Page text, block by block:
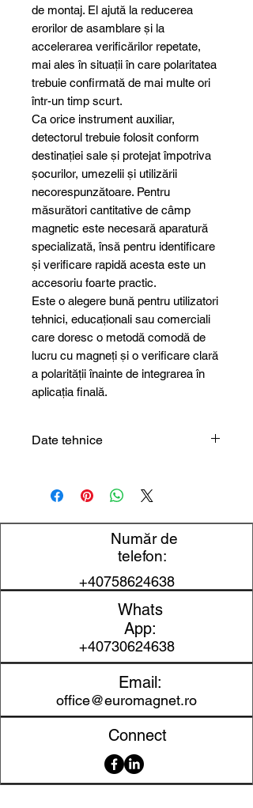
de montaj. El ajută la reducerea
erorilor de asamblare și la
accelerarea verificărilor repetate,
mai ales în situații în care polaritatea
trebuie confirmată de mai multe ori
într-un timp scurt.
Ca orice instrument auxiliar,
detectorul trebuie folosit conform
destinației sale și protejat împotriva
șocurilor, umezelii și utilizării
necorespunzătoare. Pentru
măsurători cantitative de câmp
magnetic este necesară aparatură
specializată, însă pentru identificare
și verificare rapidă acesta este un
accesoriu foarte practic.
Este o alegere bună pentru utilizatori
tehnici, educaționali sau comerciali
care doresc o metodă comodă de
lucru cu magneți și o verificare clară
a polarității înainte de integrarea în
aplicația finală.
Date tehnice
produs
LED
WT-60
identificarea
polarității
Număr de
telefon:
+40758624638
Whats
App:
+40730624638
Email:
office@euromagnet.ro
Connect